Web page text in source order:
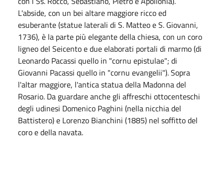
L'abside, con un bei altare maggiore ricco ed
esuberante (statue laterali di S. Matteo e S. Giovanni,
1736), è la parte più elegante della chiesa, con un coro
ligneo del Seicento e due elaborati portali di marmo (di
Leonardo Pacassi quello in "cornu epistulae"; di
Giovanni Pacassi quello in "cornu evangelii"). Sopra
l'altar maggiore, l'antica statua della Madonna del
Rosario. Da guardare anche gli affreschi ottocenteschi
degli udinesi Domenico Paghini (nella nicchia del
Battistero) e Lorenzo Bianchini (1885) nel soffitto del
coro e della navata.